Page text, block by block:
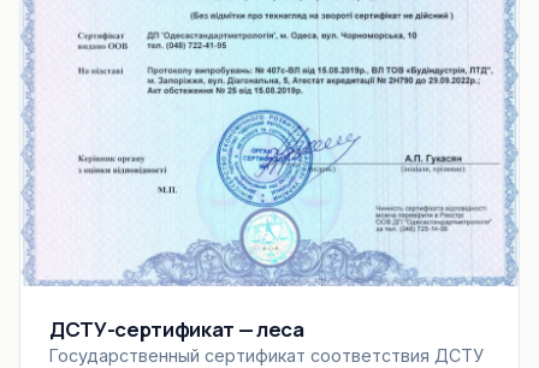
ДСТУ-сертификат — леса
Государственный сертификат соответствия ДСТУ